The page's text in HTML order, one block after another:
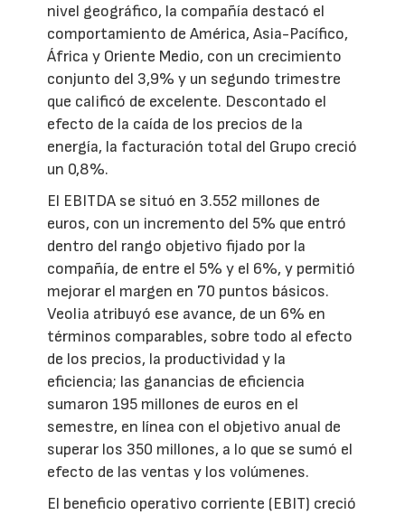
nivel geográfico, la compañía destacó el
comportamiento de América, Asia-Pacífico,
África y Oriente Medio, con un crecimiento
conjunto del 3,9% y un segundo trimestre
que calificó de excelente. Descontado el
efecto de la caída de los precios de la
energía, la facturación total del Grupo creció
un 0,8%.
El EBITDA se situó en 3.552 millones de
euros, con un incremento del 5% que entró
dentro del rango objetivo fijado por la
compañía, de entre el 5% y el 6%, y permitió
mejorar el margen en 70 puntos básicos.
Veolia atribuyó ese avance, de un 6% en
términos comparables, sobre todo al efecto
de los precios, la productividad y la
eficiencia; las ganancias de eficiencia
sumaron 195 millones de euros en el
semestre, en línea con el objetivo anual de
superar los 350 millones, a lo que se sumó el
efecto de las ventas y los volúmenes.
El beneficio operativo corriente (EBIT) creció